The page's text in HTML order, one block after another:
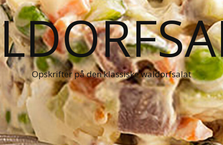
Opskrifter på den klassiske waldorfsalat